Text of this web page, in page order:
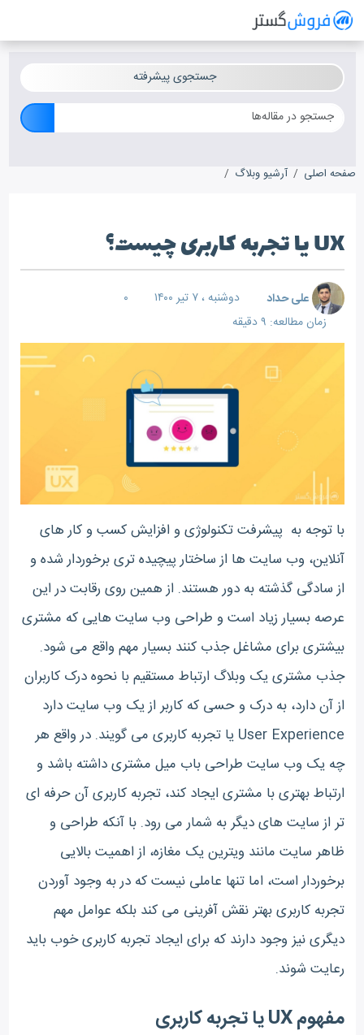
سیستم مدیریت فروش آنلاین
جستجوی پیشرفته
صفحه اصلی آرشیو وبلاگ
UX یا تجربه کاربری چیست؟
علی حداد دوشنبه ، ۷ تیر ۱۴۰۰
زمان مطالعه: ۹ دقیقه
با توجه به پیشرفت تکنولوژی و افزایش کسب و کار های
آنلاین، وب سایت ها از ساختار پیچیده تری برخوردار شده و
از سادگی گذشته به دور هستند. از همین روی رقابت در این
عرصه بسیار زیاد است و طراحی وب سایت هایی که مشتری
بیشتری برای مشاغل جذب کنند بسیار مهم واقع می شود.
جذب مشتری یک وبلاگ ارتباط مستقیم با نحوه درک کاربران
از آن دارد، به درک و حسی که کاربر از یک وب سایت دارد
User Experience یا تجربه کاربری می گویند. در واقع هر
چه یک وب سایت طراحی باب میل مشتری داشته باشد و
ارتباط بهتری با مشتری ایجاد کند، تجربه کاربری آن حرفه ای
تر از سایت های دیگر به شمار می رود. با آنکه طراحی و
ظاهر سایت مانند ویترین یک مغازه، از اهمیت بالایی
برخوردار است، اما تنها عاملی نیست که در به وجود آوردن
تجربه کاربری بهتر نقش آفرینی می کند بلکه عوامل مهم
دیگری نیز وجود دارند که برای ایجاد تجربه کاربری خوب باید
رعایت شوند.
مفهوم UX یا تجربه کاربری